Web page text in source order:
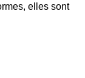
elles sont